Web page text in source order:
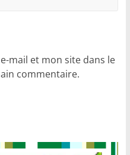
mail et mon site dans le
commentaire.